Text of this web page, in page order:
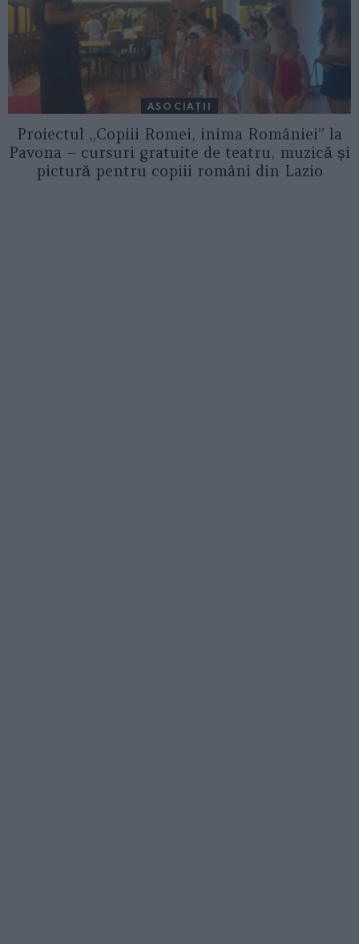
ASOCIAŢII
Proiectul „Copiii Romei, inima României” la
Pavona – cursuri gratuite de teatru, muzică și
pictură pentru copiii români din Lazio